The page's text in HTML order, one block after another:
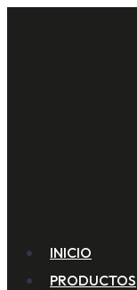
INICIO
PRODUCTOS